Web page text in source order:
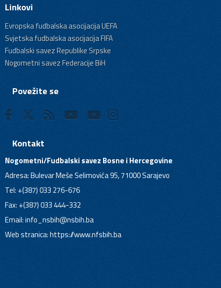
Linkovi
Evropska fudbalska asocijacija UEFA
Svjetska fudbalska asocijacija FIFA
Fudbalski savez Republike Srpske
Nogometni savez Federacije BiH
Povežite se
Kontakt
Nogometni/Fudbalski savez Bosne i Hercegovine
Adresa: Bulevar Meše Selimovića 95, 71000 Sarajevo
Tel: +(387) 033 276-676
Fax: +(387) 033 444-332
Email:info_nsbih@nsbih.ba
Web stranica: https://www.nfsbih.ba